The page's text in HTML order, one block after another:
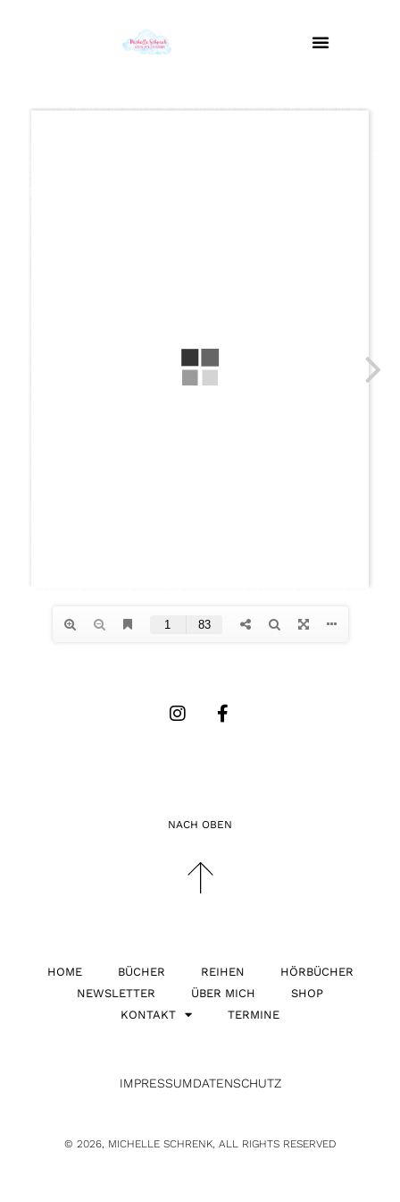
NACH OBEN
HOME BÜCHER REIHEN
HÖRBÜCHER
NEWSLETTER
ÜBER MICH
SHOP
KONTAKT
TERMINE
IMPRESSUMDATENSCHUTZ
© 2026, MICHELLE SCHRENK, ALL RIGHTS RESERVED